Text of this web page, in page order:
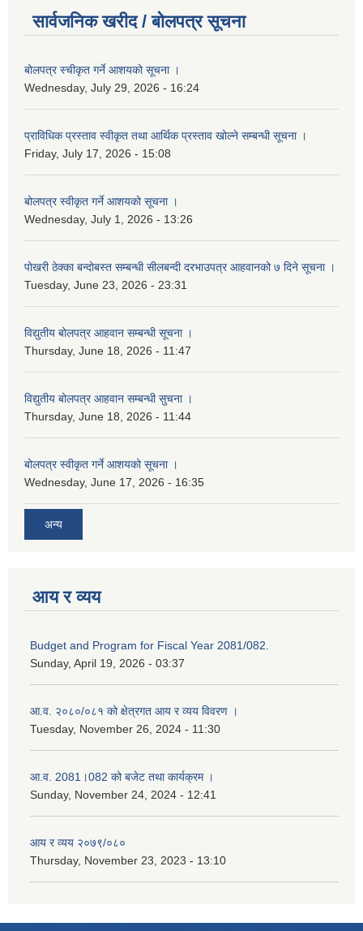
सार्वजनिक खरीद / बोलपत्र सूचना
बोलपत्र स्चीकृत गर्ने आशयको सूचना ।
Wednesday, July 29, 2026 - 16:24
प्राविधिक प्रस्ताव स्वीकृत तथा आर्थिक प्रस्ताव खोल्ने सम्बन्धी सूचना ।
Friday, July 17, 2026 - 15:08
बोलपत्र स्वीकृत गर्ने आशयको सूचना ।
Wednesday, July 1, 2026 - 13:26
पोखरी ठेक्का बन्दोबस्त सम्बन्धी सीलबन्दी दरभाउपत्र आहवानको ७ दिने सूचना ।
Tuesday, June 23, 2026 - 23:31
विद्युतीय बोलपत्र आहवान सम्बन्धी सूचना ।
Thursday, June 18, 2026 - 11:47
विद्युतीय बोलपत्र आहवान सम्बन्धी सुचना ।
Thursday, June 18, 2026 - 11:44
बोलपत्र स्वीकृत गर्ने आशयको सूचना ।
Wednesday, June 17, 2026 - 16:35
अन्य
आय र व्यय
Budget and Program for Fiscal Year 2081/082.
Sunday, April 19, 2026 - 03:37
आ.व. २०८०/०८१ को क्षेत्रगत आय र व्यय विवरण ।
Tuesday, November 26, 2024 - 11:30
आ.व. 2081।082 को बजेट तथा कार्यक्रम ।
Sunday, November 24, 2024 - 12:41
आय र व्यय २०७९/०८०
Thursday, November 23, 2023 - 13:10